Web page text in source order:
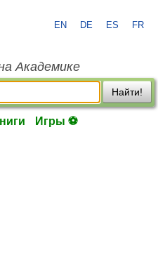
EN DE ES FR
Академике
Найти!
Игры ⚽